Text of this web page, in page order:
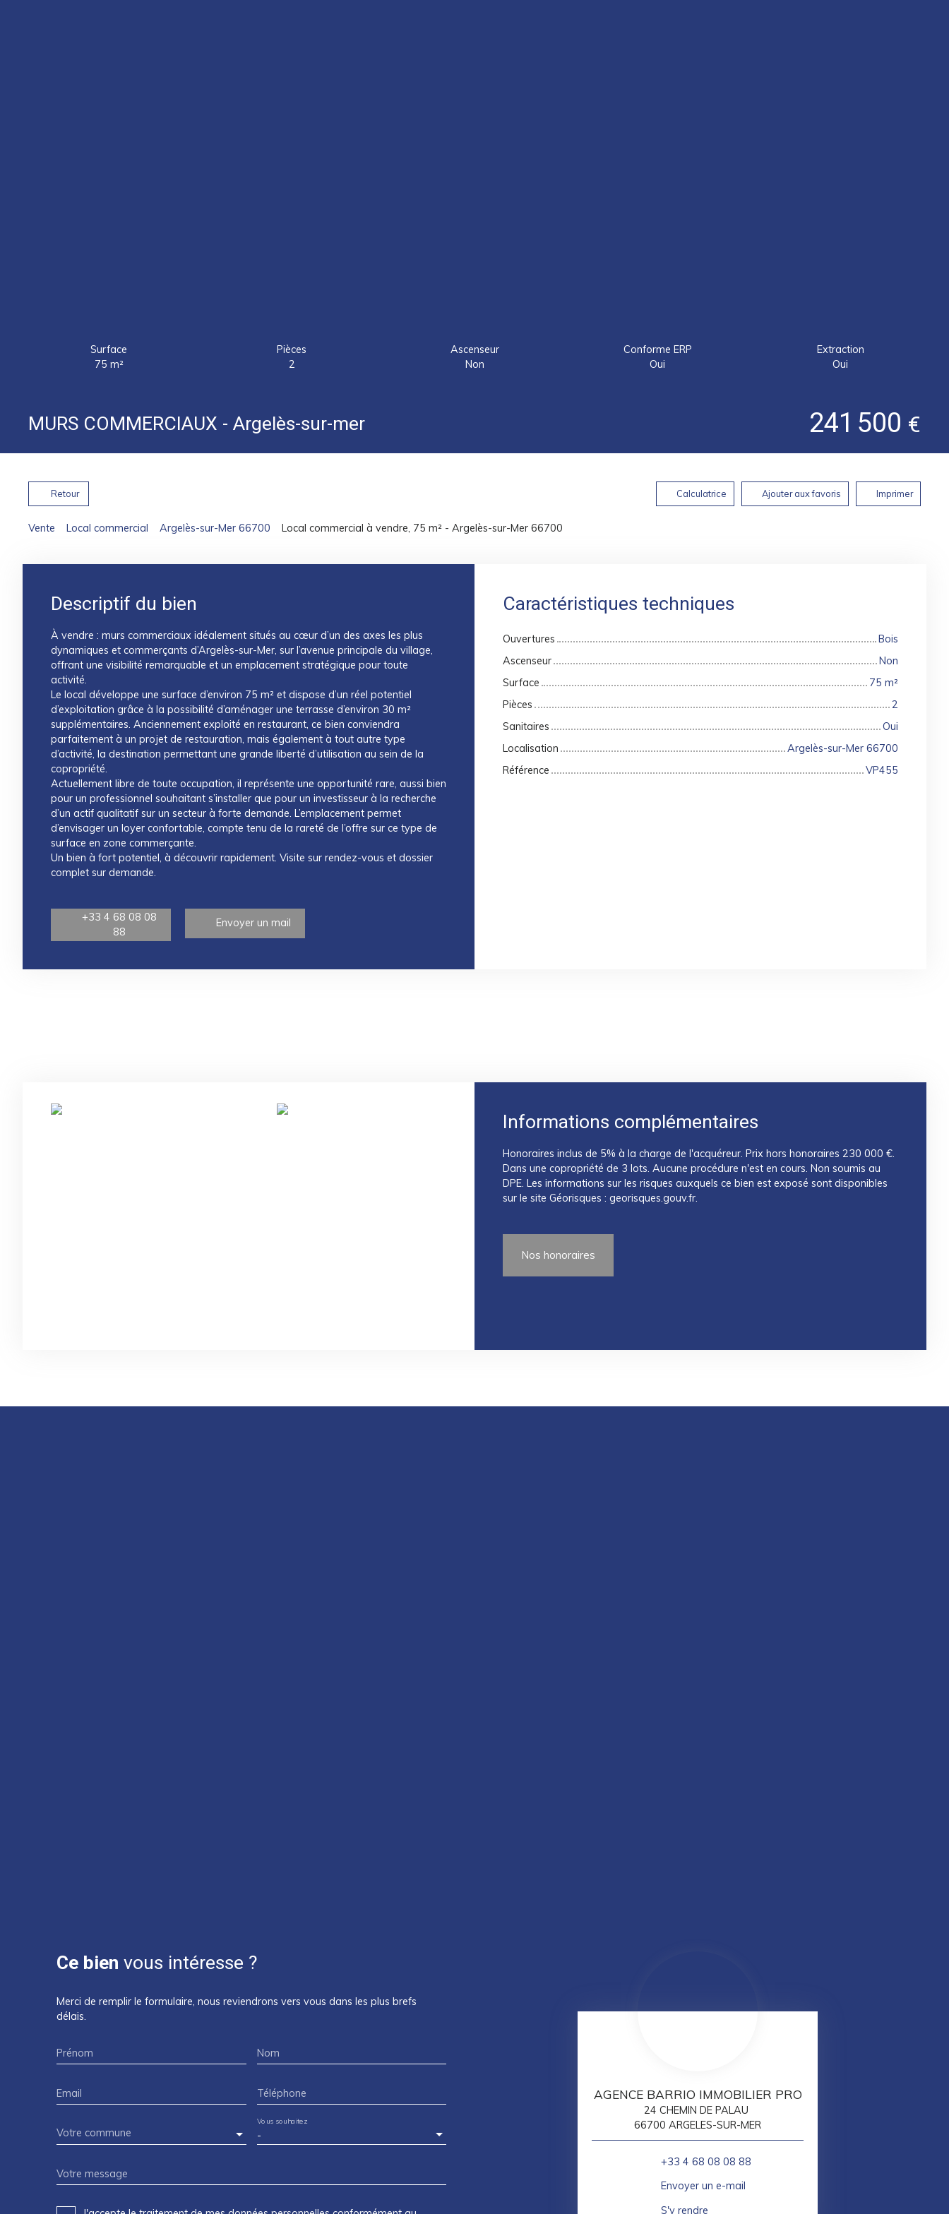
Surface
75 m²
Pièces
2
Ascenseur
Non
Conforme ERP
Oui
Extraction
Oui
MURS COMMERCIAUX - Argelès-sur-mer 241 500 €
Retour Calculatrice Ajouter aux favoris Imprimer
Vente Local commercial Argelès-sur-Mer 66700 Local commercial à vendre, 75 m² - Argelès-sur-Mer 66700
Descriptif du bien
À vendre : murs commerciaux idéalement situés au cœur d’un des axes les plus
dynamiques et commerçants d’Argelès-sur-Mer, sur l’avenue principale du village,
offrant une visibilité remarquable et un emplacement stratégique pour toute
activité.
Le local développe une surface d’environ 75 m² et dispose d’un réel potentiel
d’exploitation grâce à la possibilité d’aménager une terrasse d’environ 30 m²
supplémentaires. Anciennement exploité en restaurant, ce bien conviendra
parfaitement à un projet de restauration, mais également à tout autre type
d’activité, la destination permettant une grande liberté d’utilisation au sein de la
copropriété.
Actuellement libre de toute occupation, il représente une opportunité rare, aussi bien
pour un professionnel souhaitant s’installer que pour un investisseur à la recherche
d’un actif qualitatif sur un secteur à forte demande. L’emplacement permet
d’envisager un loyer confortable, compte tenu de la rareté de l’offre sur ce type de
surface en zone commerçante.
Un bien à fort potentiel, à découvrir rapidement. Visite sur rendez-vous et dossier
complet sur demande.
+33 4 68 08 08
88
Envoyer un mail
Caractéristiques techniques
Ouvertures
Bois
Ascenseur
Non
Surface
75 m²
Pièces
2
Sanitaires
Oui
Localisation
Argelès-sur-Mer 66700
Référence
VP455
Informations complémentaires
Honoraires inclus de 5% à la charge de l'acquéreur. Prix hors honoraires 230 000 €.
Dans une copropriété de 3 lots. Aucune procédure n'est en cours. Non soumis au
DPE. Les informations sur les risques auxquels ce bien est exposé sont disponibles
sur le site Géorisques : georisques.gouv.fr.
Nos honoraires
Ce bien vous intéresse ?
Merci de remplir le formulaire, nous reviendrons vers vous dans les plus brefs
délais.
Prénom Nom
Email Téléphone
Votre commune -
Vous souhaitez
Votre message
AGENCE BARRIO IMMOBILIER PRO
24 CHEMIN DE PALAU
66700 ARGELES-SUR-MER
+33 4 68 08 08 88
Envoyer un e-mail
S'y rendre